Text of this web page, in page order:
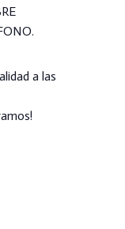
a las